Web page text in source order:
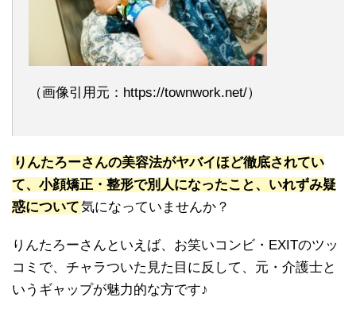
（画像引用元：https://townwork.net/）
りんたろーさんの美容法がヤバイほど徹底されてい
て、小顔矯正・整形で別人になったこと、いれずみ疑
惑について気になっていませんか？
りんたろーさんといえば、お笑いコンビ・EXITのツッ
コミで、チャラついた見た目に反して、元・介護士と
いうギャップが魅力的な方です♪